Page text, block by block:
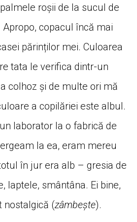
roșii de la sucul de
copacul încă mai
părinților mei. Culoarea
tata le verifica dintr-un
colhoz și de multe ori mă
a copilăriei este albul.
laborator la o fabrică de
la ea, eram mereu
în jur era alb – gresia de
laptele, smântâna. Ei bine,
nostalgică (zâmbește).